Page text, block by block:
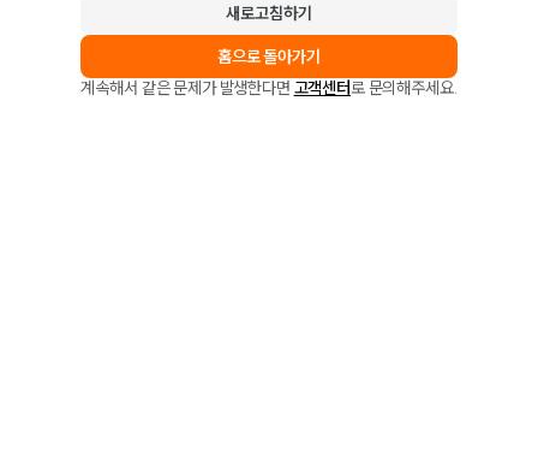
새로고침하기
홈으로 돌아가기
계속해서 같은 문제가 발생한다면 고객센터로 문의해주세요.